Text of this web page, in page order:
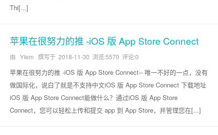
Thi[...]
苹果在很努力的推 -iOS 版 App Store Connect
由 YIem 撰写于 2018-11-30 浏览:5570 评论:0
苹果在很努力的推 -iOS 版 App Store Connect-- 唯一不好的一点，没有
做国际化，说白了就是不支持中文iOS 版 App Store Connect 下载地址
iOS 版 App Store Connect能做什么？通过iOS 版 App Store
Connect，您可以轻松上传和提交 app 到 App Store，并管理您在[...]